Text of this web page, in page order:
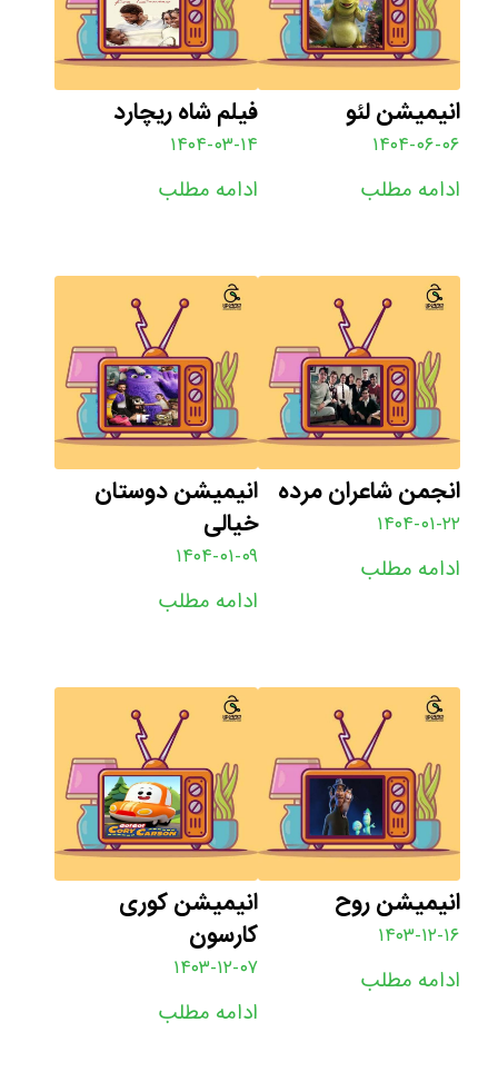
انیمیشن لئو
۱۴۰۴-۰۶-۰۶
ادامه مطلب
فیلم شاه ریچارد
۱۴۰۴-۰۳-۱۴
ادامه مطلب
انجمن شاعران مرده
۱۴۰۴-۰۱-۲۲
ادامه مطلب
انیمیشن دوستان
خیالی
۱۴۰۴-۰۱-۰۹
ادامه مطلب
انیمیشن روح
۱۴۰۳-۱۲-۱۶
ادامه مطلب
انیمیشن کوری
کارسون
۱۴۰۳-۱۲-۰۷
ادامه مطلب